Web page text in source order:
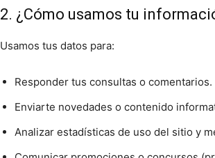
2. ¿Cómo usamos tu
Usamos tus datos para:
Responder tus consultas o comentarios.
Enviarte novedades o contenido
Analizar estadísticas de uso del sitio y